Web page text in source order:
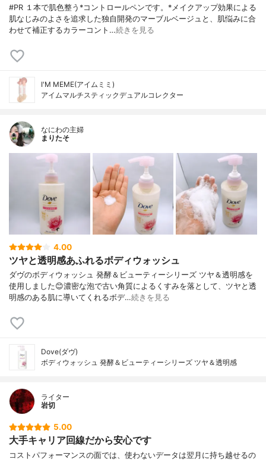
#PR １本で肌色整う*コントロールペンです。*メイクアップ効果による
肌なじみのよさを追求した独自開発のマーブルベージュと、肌悩みに合
わせて補正するカラーコント…続きを見る
I'M MEME(アイムミミ)
アイムマルチスティックデュアルコレクター
なにわの主婦
まりたそ
4.00
ツヤと透明感あふれるボディウォッシュ
ダヴのボディウォッシュ 発酵＆ビューティーシリーズ ツヤ＆透明感を
使用しました😊濃密な泡で古い角質によるくすみを落として、ツヤと透
明感のある肌に導いてくれるボデ…続きを見る
Dove(ダヴ)
ボディウォッシュ 発酵＆ビューティーシリーズ ツヤ＆透明感
ライター
岩切
5.00
大手キャリア回線だから安心です
コストパフォーマンスの面では、使わないデータは翌月に持ち越せるの